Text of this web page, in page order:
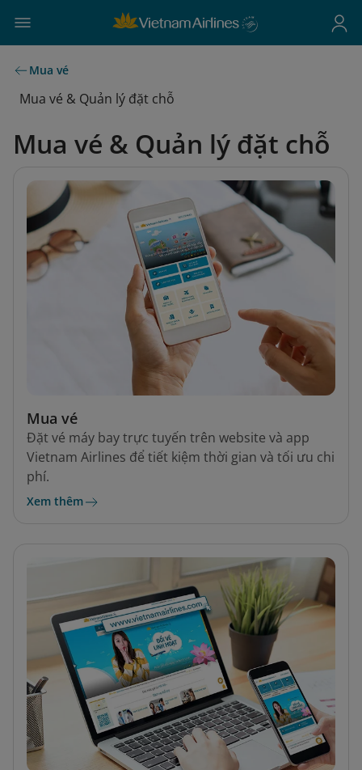
Mua vé
Mua vé & Quản lý đặt chỗ
Mua vé & Quản lý đặt chỗ
Mua vé
Đặt vé máy bay trực tuyến trên website và app
Vietnam Airlines để tiết kiệm thời gian và tối ưu chi
phí.
Xem thêm